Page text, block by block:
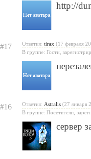
http://
#17 Ответил: tirax (17 февраля
В группе: Гости,
#16 Ответил: Astralis (27 января
В группе: Посетители,
сервер